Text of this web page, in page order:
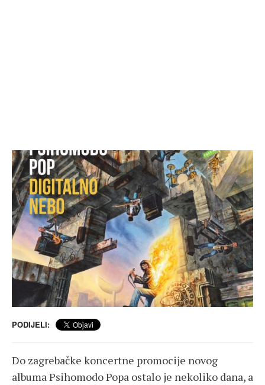
PODIJELI:
Do zagrebačke koncertne promocije novog
albuma Psihomodo Popa ostalo je nekoliko dana, a